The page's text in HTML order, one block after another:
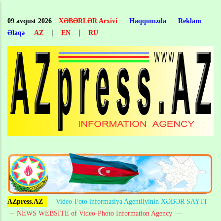
main
content
09 avqust 2026 XƏBƏRLƏR Arxivi Haqqımızda
Reklam
Əlaqə
AZ | EN | RU
AZpress.AZ
- Video-Foto informasiya Agentliyinin XƏBƏR SAYTI
-- NEWS WEBSITE of Video-Photo Information Agency --